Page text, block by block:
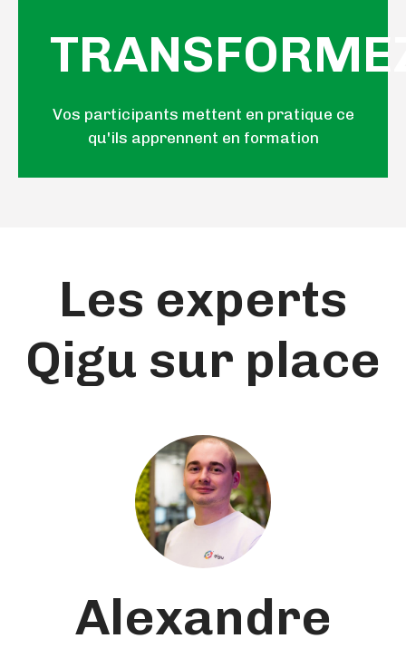
Vos participants mettent en pratique ce
qu'ils apprennent en formation
impact
positif
mesurable
Les experts
Qigu sur place
Alexandre